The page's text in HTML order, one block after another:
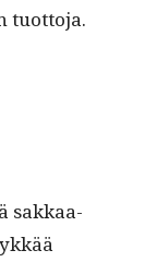
tuottoja.
sakkaa­